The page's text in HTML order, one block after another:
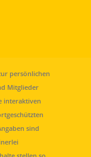
persönlichen
Mitglieder
interaktiven
sind